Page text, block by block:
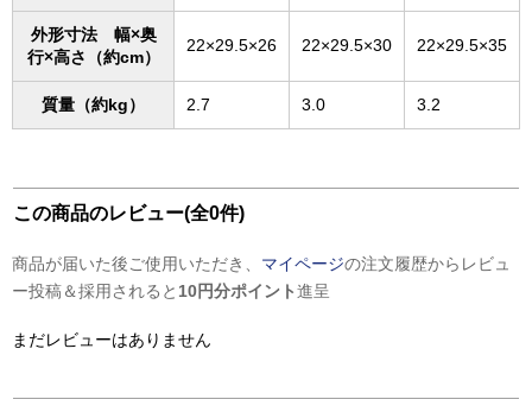
外形寸法 幅×奥
行×高さ（約cm）
22×29.5×26 22×29.5×30 22×29.5×35
質量（約kg） 2.7 3.0 3.2
この商品のレビュー(全0件)
商品が届いた後ご使用いただき、 マイページの注文履歴からレビュ
ー投稿＆採用されると 10円分ポイント進呈
まだレビューはありません